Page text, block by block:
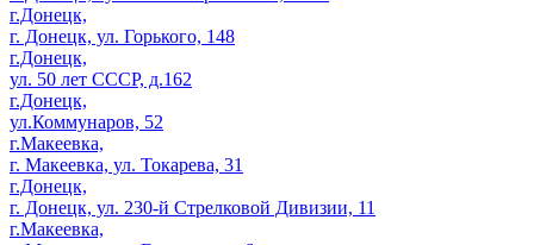
г.Донецк,
г. Донецк, ул. Горького, 148
г.Донецк,
ул. 50 лет СССР, д.162
г.Донецк,
ул.Коммунаров, 52
г.Макеевка,
г. Макеевка, ул. Токарева, 31
г.Донецк,
г. Донецк, ул. 230-й Стрелковой Дивизии, 11
г.Макеевка,